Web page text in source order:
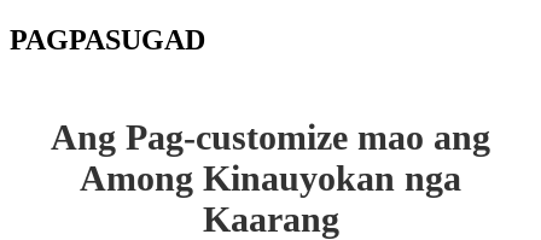
PAGPASUGAD
Ang Pag-customize mao ang
Among Kinauyokan nga
Kaarang